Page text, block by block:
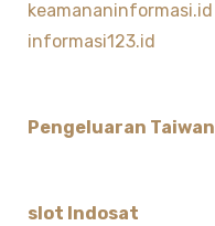
keamananinformasi.id
informasi123.id
Pengeluaran Taiwan
slot Indosat